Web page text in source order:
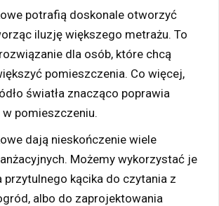
potrafią doskonale otworzyć
iluzję większego metrażu. To
dla osób, które chcą
pomieszczenia. Co więcej,
światła znacząco poprawia
pomieszczeniu.
dają nieskończenie wiele
Możemy wykorzystać je
kącika do czytania z
albo do zaprojektowania